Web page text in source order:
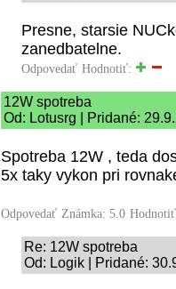
Presne, starsie
zanedbatelne.
Odpovedať Hodnotiť:
12W spotreba
Od: Lotusrg | Pridané:
Spotreba 12W , teda
5x taky vykon pri
Odpovedať Známka: 5.0
Re: 12W spotreba
Od: Logik | Pridané: